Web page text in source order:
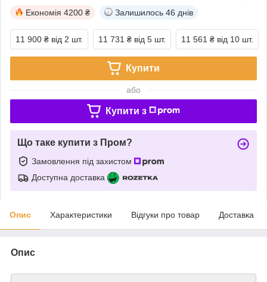
Економія 4200 ₴ Залишилось 46 днів
11 900 ₴ від 2 шт. 11 731 ₴ від 5 шт. 11 561 ₴ від 10 шт.
Купити
або
Купити з
Що таке купити з Пром?
Замовлення під захистом
Доступна доставка
Опис Характеристики Відгуки про товар Доставка
Опис